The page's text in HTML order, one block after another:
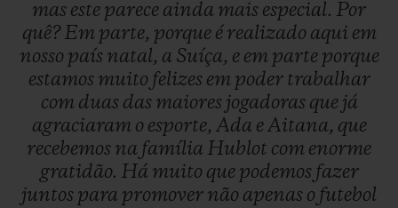
mas este parece ainda mais especial. Por
quê? Em parte, porque é realizado aqui em
nosso país natal, a Suíça, e em parte porque
estamos muito felizes em poder trabalhar
com duas das maiores jogadoras que já
agraciaram o esporte, Ada eAitana, que
recebemos na família Hublot com enorme
gratidão. Há muito que podemos fazer
juntos para promover não apenas o futebol